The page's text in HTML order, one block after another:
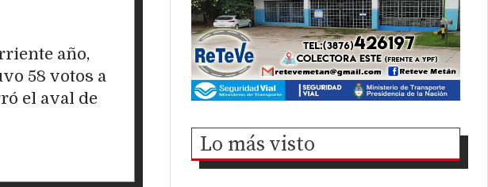
año,
58 votos a
el aval de
Lo más visto